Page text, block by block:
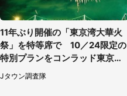
11年ぶり開催の「東京湾大華火
祭」を特等席で 10／24限定の
特別プランをコンラッド東京が
販売【8／3～10／16】
Jタウン調査隊